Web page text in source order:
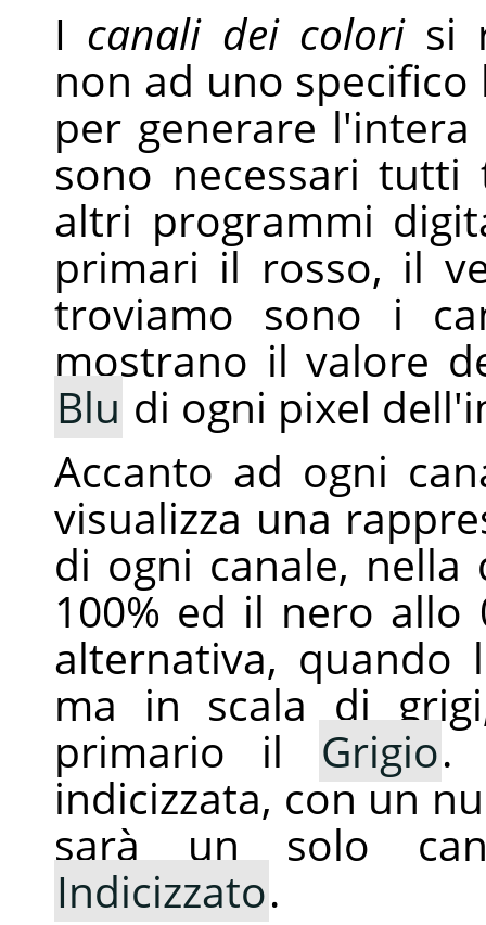
I canali dei colorisi
non ad uno
per generare
sono necessari
altri programmi
primari il rosso, il
troviamo sono i
mostrano il valore
Blu di ogni pixel
Accanto ad ogni
visualizza una
di ogni canale,
100% ed il nero
alternativa, quando
ma in scala di
primario il Grigio.
indicizzata, con un
sarà un solo
Indicizzato.